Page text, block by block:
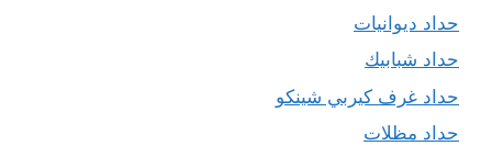
حداد ديوانيات
حداد شبابيك
حداد غرف كيربي شينكو
حداد مظلات